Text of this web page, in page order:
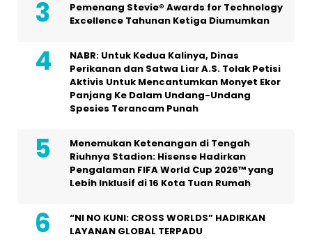
Pemenang Stevie® Awards for Technology
Excellence Tahunan Ketiga Diumumkan
NABR: Untuk Kedua Kalinya, Dinas
Perikanan dan Satwa Liar A.S. Tolak Petisi
Aktivis Untuk Mencantumkan Monyet Ekor
Panjang Ke Dalam Undang-Undang
Spesies Terancam Punah
Menemukan Ketenangan di Tengah
Riuhnya Stadion: Hisense Hadirkan
Pengalaman FIFA World Cup 2026™ yang
Lebih Inklusif di 16 Kota Tuan Rumah
“NI NO KUNI: CROSS WORLDS” HADIRKAN
LAYANAN GLOBAL TERPADU